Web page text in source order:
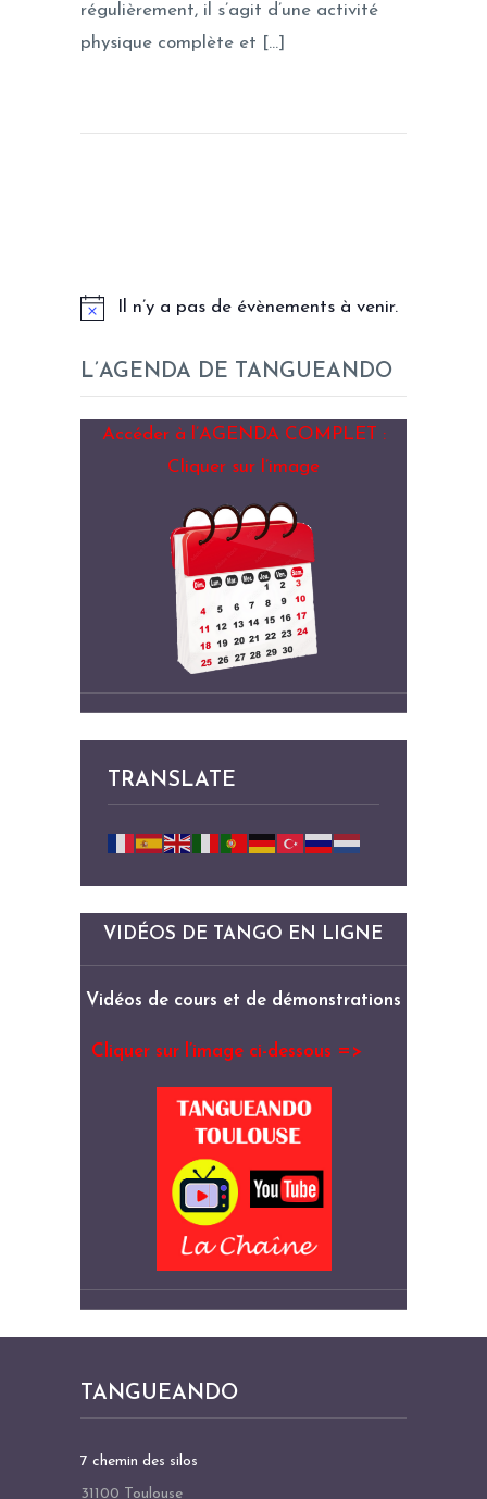
régulièrement, il s’agit d’une activité
physique complète et […]
Il n’y a pas de évènements à venir.
L’AGENDA DE TANGUEANDO
Accéder à l’AGENDA COMPLET :
Cliquer sur l’image
TRANSLATE
VIDÉOS DE TANGO EN LIGNE
Vidéos de cours et de démonstrations
Cliquer sur l’image ci-dessous =>
TANGUEANDO
7 chemin des silos
31100 Toulouse